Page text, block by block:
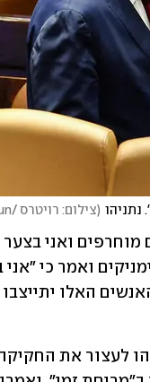
נתניהו (צילום: רויטרס /Ronen Zvulun